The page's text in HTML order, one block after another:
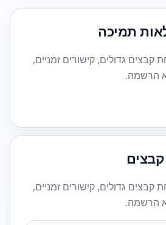
תמיכה
קבצים גדולים, קישורים זמניים,
הרשמה.
קבצים גדולים, קישורים זמניים,
הרשמה.